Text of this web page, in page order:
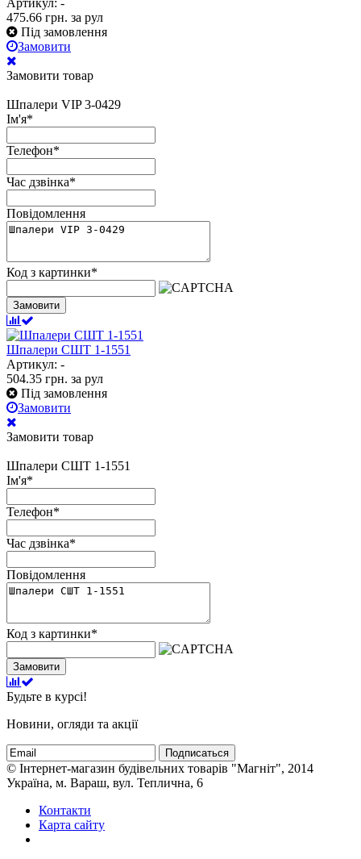
475.66 грн. за рул
Під замовлення
Замовити
Замовити товар
Шпалери VIP 3-0429
Ім'я*
Телефон*
Час дзвінка*
Повідомлення
Код з картинки*
Замовити
Шпалери СШТ 1-1551
Артикул: -
504.35 грн. за рул
Під замовлення
Замовити
Замовити товар
Шпалери СШТ 1-1551
Ім'я*
Телефон*
Час дзвінка*
Повідомлення
Код з картинки*
Замовити
Будьте в курсі!
Новини, огляди та акції
Подписаться
© Інтернет-магазин будівельних товарів "Магніт", 2014
Україна, м. Вараш, вул. Теплична, 6
Контакти
Карта сайту